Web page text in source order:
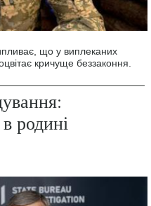
що у виплеканих
кричуще беззаконня.
родині